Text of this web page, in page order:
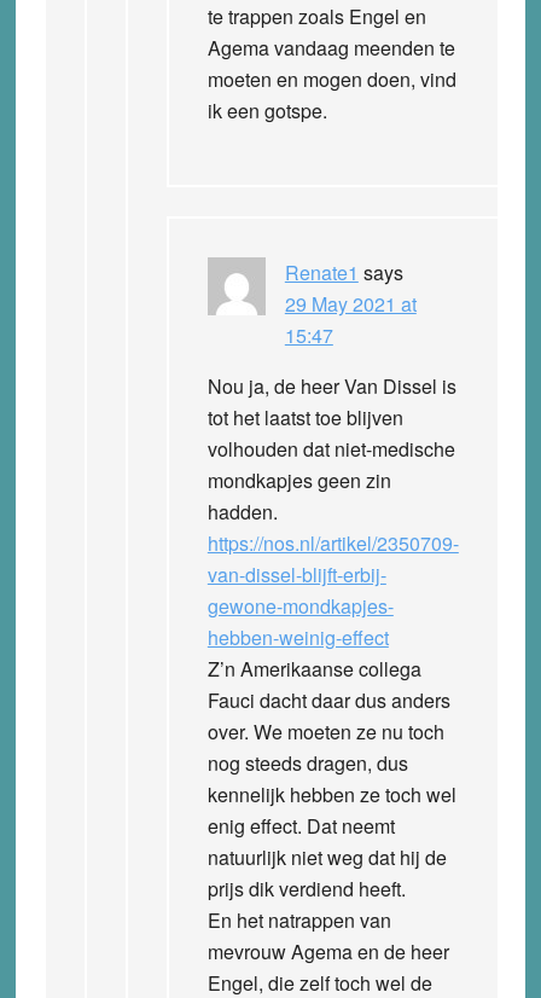
te trappen zoals Engel en
Agema vandaag meenden te
moeten en mogen doen, vind
ik een gotspe.
Renate1 says
29 May 2021 at
15:47
Nou ja, de heer Van Dissel is
tot het laatst toe blijven
volhouden dat niet-medische
mondkapjes geen zin
hadden.
https://nos.nl/artikel/2350709-
van-dissel-blijft-erbij-
gewone-mondkapjes-
hebben-weinig-effect
Z’n Amerikaanse collega
Fauci dacht daar dus anders
over. We moeten ze nu toch
nog steeds dragen, dus
kennelijk hebben ze toch wel
enig effect. Dat neemt
natuurlijk niet weg dat hij de
prijs dik verdiend heeft.
En het natrappen van
mevrouw Agema en de heer
Engel, die zelf toch wel de